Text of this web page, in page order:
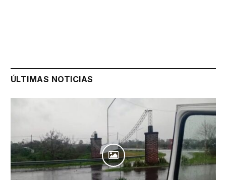
ÚLTIMAS NOTICIAS